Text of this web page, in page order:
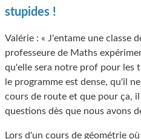
stupides !
Valérie : « J'entame une classe
professeure de Maths
qu'elle sera notre prof pour les
le programme est dense, qu'il
cours de route et que pour ça,
questions dès que nous avons
Lors d'un cours de géométrie